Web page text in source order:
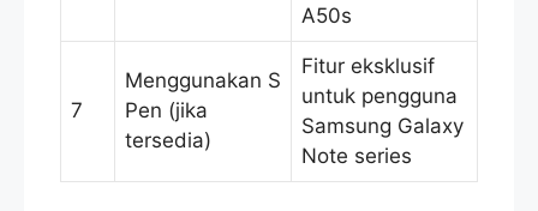
A50s
7
Menggunakan S
Pen (jika
tersedia)
Fitur eksklusif
untuk pengguna
Samsung Galaxy
Note series